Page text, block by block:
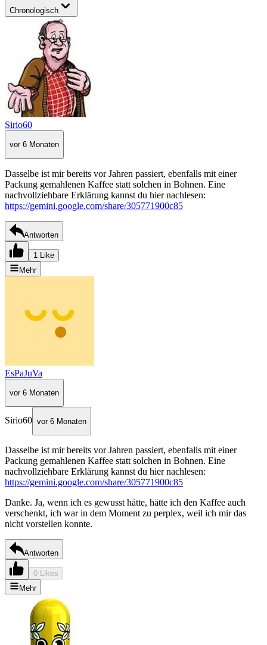
Chronologisch
Sirio60
vor 6 Monaten
Dasselbe ist mir bereits vor Jahren passiert, ebenfalls mit einer
Packung gemahlenen Kaffee statt solchen in Bohnen. Eine
nachvollziehbare Erklärung kannst du hier nachlesen:
https://gemini.google.com/share/305771900c85
Antworten
1 Like
Mehr
EsPaJuVa
vor 6 Monaten
Sirio60 vor 6 Monaten
Dasselbe ist mir bereits vor Jahren passiert, ebenfalls mit einer
Packung gemahlenen Kaffee statt solchen in Bohnen. Eine
nachvollziehbare Erklärung kannst du hier nachlesen:
https://gemini.google.com/share/305771900c85
Danke. Ja, wenn ich es gewusst hätte, hätte ich den Kaffee auch
verschenkt, ich war in dem Moment zu perplex, weil ich mir das
nicht vorstellen konnte.
Antworten
0 Likes
Mehr